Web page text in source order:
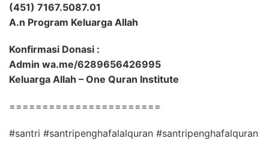
(451) 7167.5087.01
A.n Program Keluarga Allah
Konfirmasi Donasi :
Admin wa.me/6289656426995
Keluarga Allah – One Quran Institute
=======================
#santri #santripenghafalalquran #santripenghafalquran